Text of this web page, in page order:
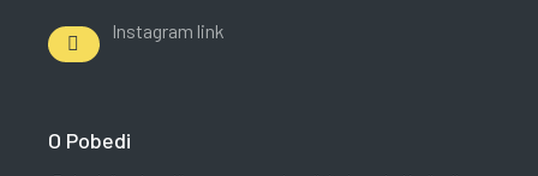
Instagram link
O Pobedi